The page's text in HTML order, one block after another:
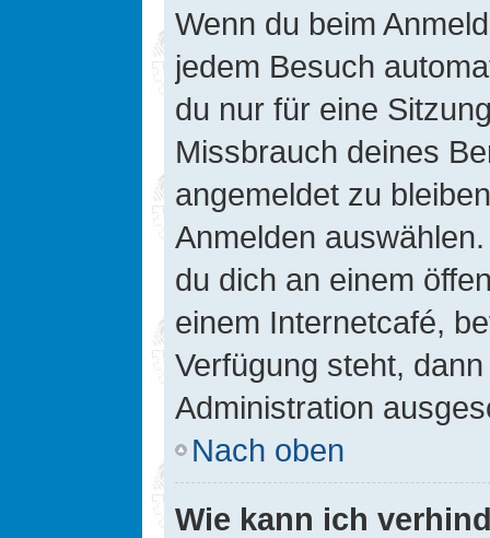
Wenn du beim
jedem Besuch
du nur für eine
Missbrauch deines
angemeldet zu
Anmelden
du dich an einem
einem Internetcafé,
Verfügung steht,
Administration
Nach oben
Wie kann ich